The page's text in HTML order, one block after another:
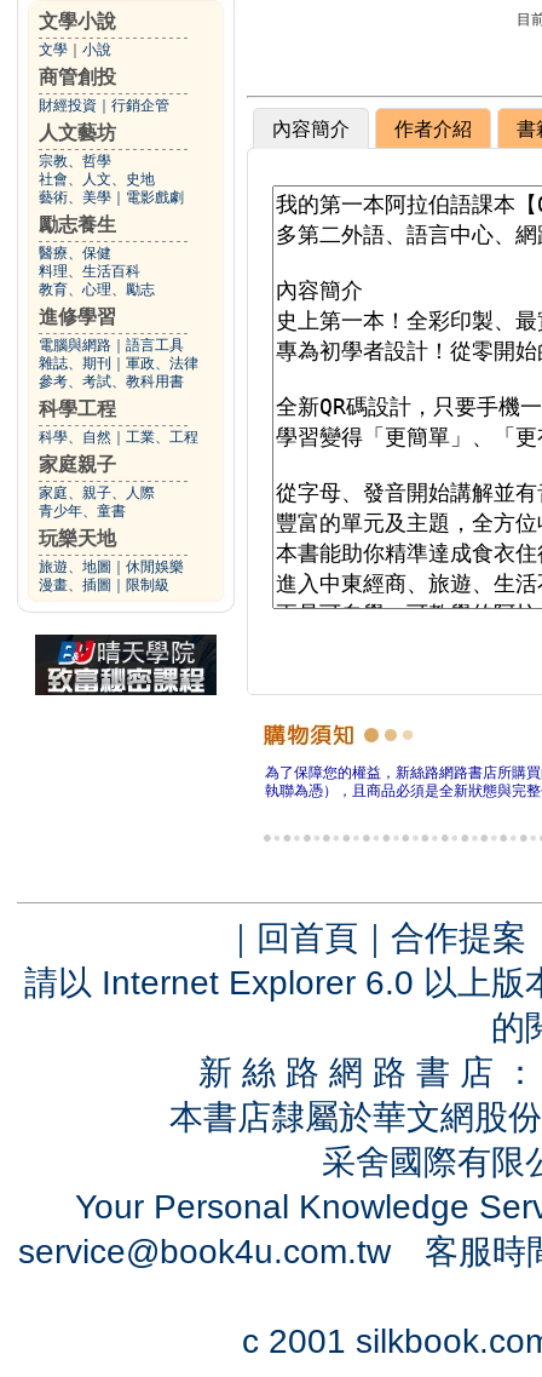
文學小說
文學 小說
商管創投
財經投資 行銷企管
人文藝坊
宗教、哲學
社會、人文、史地
藝術、美學
電影戲劇
勵志養生
醫療、保健
料理、生活百科
教育、心理、勵志
進修學習
電腦與網路
語言工具
雜誌、期刊
軍政、法律
參考、考試、教科用書
科學工程
科學、自然 工業、工程
家庭親子
家庭、親子、人際
青少年、童書
玩樂天地
旅遊、地圖
休閒娛樂
漫畫、插圖
限制級
目
內容簡介 作者介紹 書
為了保障您的權益，新絲路網路書店所購
執聯為憑），且商品必須是全新狀態與完
｜ 回首頁 ｜ 合作提案
請以 Internet Explorer 6.0 以上
的
新 絲 路 網 路 書 店
本書店隸屬於華文網股
采舍國際有
Your Personal Knowledge
service@book4u.com.tw客服時
c 2001